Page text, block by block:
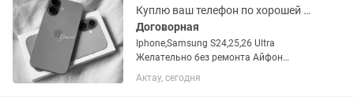
Куплю ваш телефон по хорошей цене(Iphone,Samsung)
Договорная
Iphone,Samsung S24,25,26 Ultra
Желательно без ремонта Айфон
Писать каспи или звонить
Актау, сегодня